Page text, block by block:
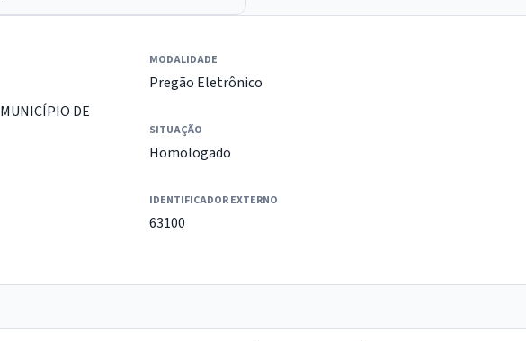
DE
MODALIDADE
Pregão Eletrônico
SITUAÇÃO
Homologado
IDENTIFICADOR EXTERNO
63100